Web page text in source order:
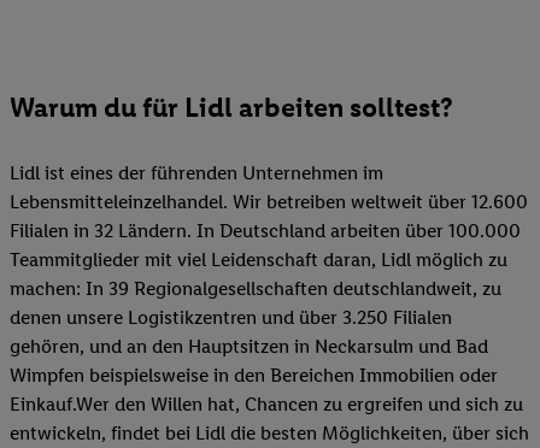
Warum du für Lidl arbeiten solltest?
Lidl ist eines der führenden Unternehmen im
Lebensmitteleinzelhandel. Wir betreiben weltweit über 12.600
Filialen in 32 Ländern. In Deutschland arbeiten über 100.000
Teammitglieder mit viel Leidenschaft daran, Lidl möglich zu
machen: In 39 Regionalgesellschaften deutschlandweit, zu
denen unsere Logistikzentren und über 3.250 Filialen
gehören, und an den Hauptsitzen in Neckarsulm und Bad
Wimpfen beispielsweise in den Bereichen Immobilien oder
Einkauf.Wer den Willen hat, Chancen zu ergreifen und sich zu
entwickeln, findet bei Lidl die besten Möglichkeiten, über sich